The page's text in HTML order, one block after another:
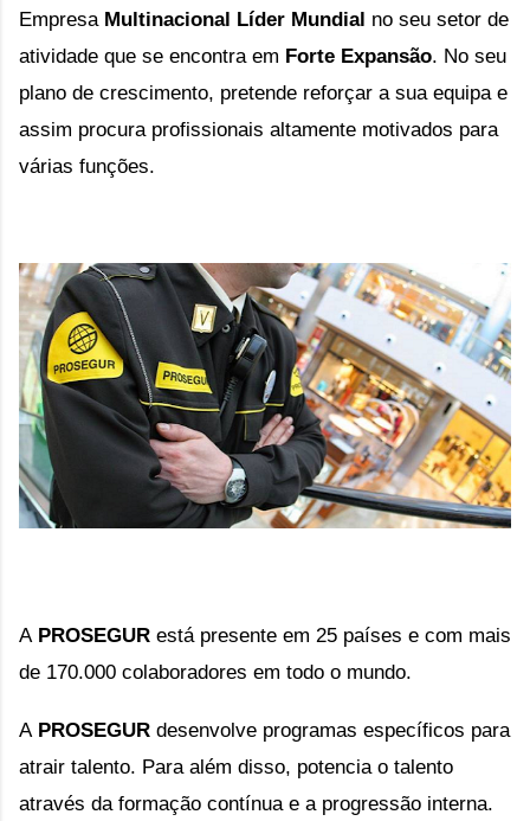
Empresa Multinacional Líder Mundial no seu setor de
atividade que se encontra em Forte Expansão. No seu
plano de crescimento, pretende reforçar a sua equipa e
assim procura profissionais altamente motivados para
várias funções.
A PROSEGUR está presente em 25 países e com mais
de 170.000 colaboradores em todo o mundo.
A PROSEGUR desenvolve programas específicos para
atrair talento. Para além disso, potencia o talento
através da formação contínua e a progressão interna.